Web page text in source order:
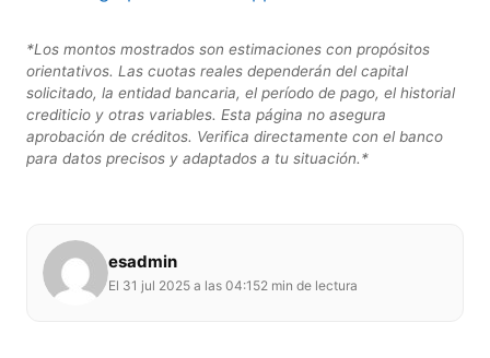
*Los montos mostrados son estimaciones con propósitos
orientativos. Las cuotas reales dependerán del capital
solicitado, la entidad bancaria, el período de pago, el historial
crediticio y otras variables. Esta página no asegura
aprobación de créditos. Verifica directamente con el banco
para datos precisos y adaptados a tu situación.*
esadmin
El 31 jul 2025 a las 04:152 min de lectura